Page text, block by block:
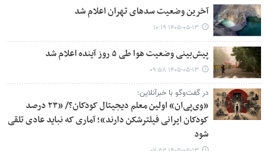
آخرین وضعیت سدهای تهران اعلام شد
۱۴۰۵-۰۵-۱۳ ۱۰:۱۹
پیش‌بینی وضعیت هوا طی ۵ روز آینده اعلام شد
۱۴۰۵-۰۵-۱۳ ۰۹:۵۸
در گفت‌وگو با خبرآنلاین:
«وی‌پی‌ان» اولین معلم دیجیتال کودکان؟/ «۲۳ درصد
کودکان ایرانی فیلترشکن دارند»؛ آماری که نباید عادی تلقی
شود